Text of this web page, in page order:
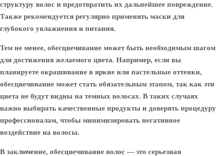
структуру волос и предотвратить их дальнейшее повреждение.
Также рекомендуется регулярно применять маски для
глубокого увлажнения и питания.
Тем не менее, обесцвечивание может быть необходимым шагом
для достижения желаемого цвета. Например, если вы
планируете окрашивание в яркие или пастельные оттенки,
обесцвечивание может стать обязательным этапом, так как эти
цвета не будут видны на темных волосах. В таких случаях
важно выбирать качественные продукты и доверять процедуру
профессионалам, чтобы минимизировать негативное
воздействие на волосы.
В заключение, обесцвечивание волос — это серьезная